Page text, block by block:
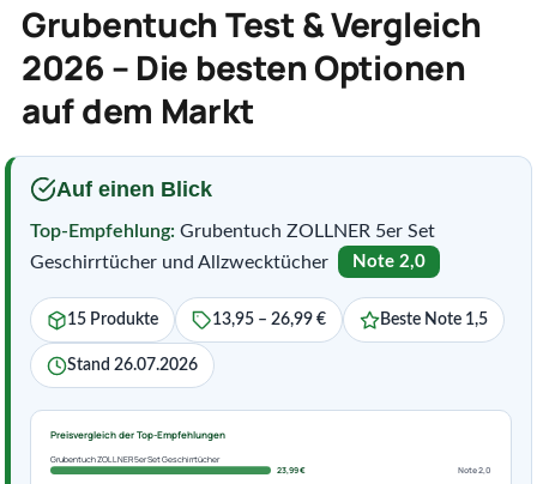
Wohnen
Service
Grubentuch Test & Vergleich
2026 – Die besten Optionen
auf dem Markt
Auf einen Blick
Top-Empfehlung: Grubentuch ZOLLNER 5er Set
Geschirrtücher und Allzwecktücher
Note 2,0
15 Produkte 13,95 – 26,99 € Beste Note 1,5
Stand 26.07.2026
Preisvergleich der Top-Empfehlungen
Grubentuch ZOLLNER 5er Set Geschirrtücher
23,99 €
Note 2,0